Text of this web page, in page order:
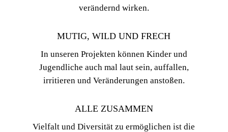
verändernd wirken.
MUTIG, WILD UND FRECH
In unseren Projekten können Kinder und
Jugendliche auch mal laut sein, auffallen,
irritieren und Veränderungen anstoßen.
ALLE ZUSAMMEN
Vielfalt und Diversität zu ermöglichen ist die